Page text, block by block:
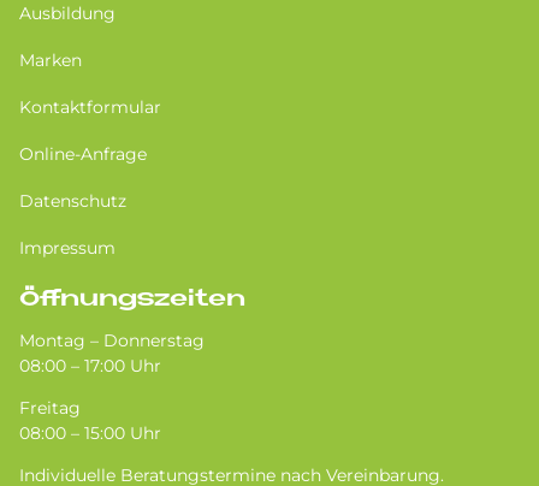
Ausbildung
Marken
Kontaktformular
Online-Anfrage
Datenschutz
Impressum
Öffnungszeiten
Montag – Donnerstag
08:00 – 17:00 Uhr
Freitag
08:00 – 15:00 Uhr
Individuelle Beratungstermine nach Vereinbarung.